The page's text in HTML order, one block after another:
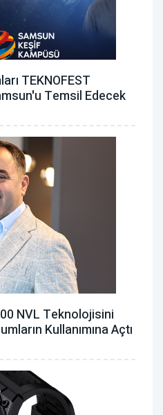
TEKNOFEST
Temsil Edecek
NVL Teknolojisini
Kullanımına Açtı